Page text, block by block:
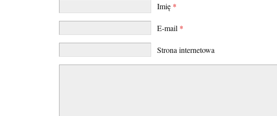
Imię *
E-mail *
Strona internetowa